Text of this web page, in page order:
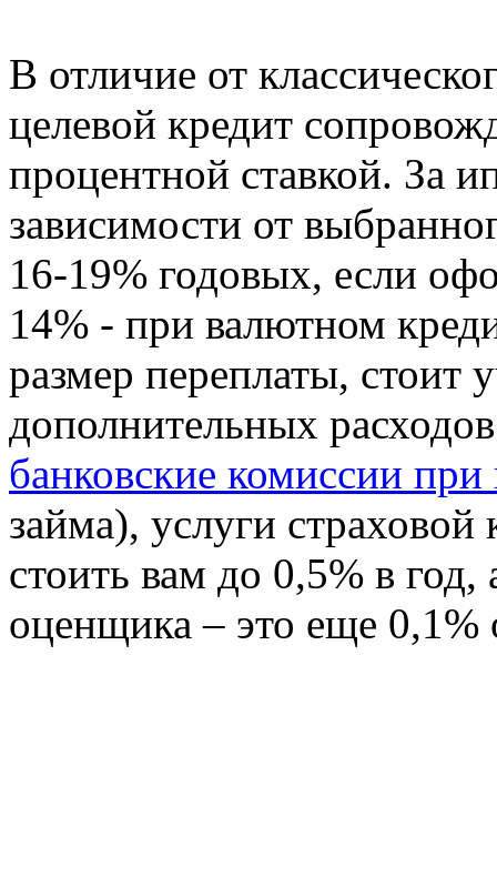
В отличие от
целевой кредит
процентной ставкой. За
зависимости от
16-19% годовых, если
14% - при валютном
размер переплаты, стоит
дополнительных
банковские комиссии при
займа), услуги
стоить вам до 0,5% в год,
оценщика – это еще 0,1%